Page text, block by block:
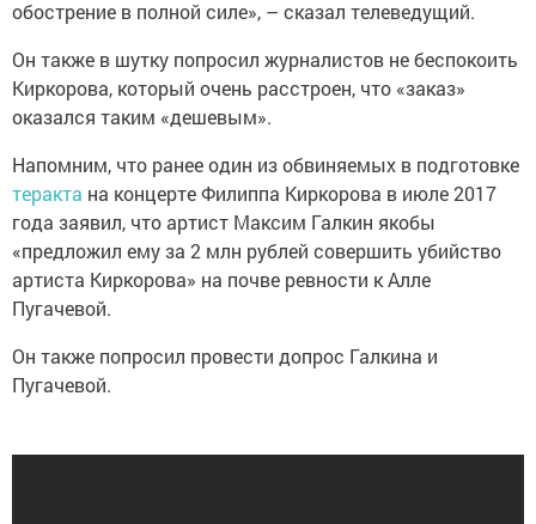
обострение в полной силе», – сказал телеведущий.
Он также в шутку попросил журналистов не беспокоить
Киркорова, который очень расстроен, что «заказ»
оказался таким «дешевым».
Напомним, что ранее один из обвиняемых в подготовке
теракта на концерте Филиппа Киркорова в июле 2017
года заявил, что артист Максим Галкин якобы
«предложил ему за 2 млн рублей совершить убийство
артиста Киркорова» на почве ревности к Алле
Пугачевой.
Он также попросил провести допрос Галкина и
Пугачевой.